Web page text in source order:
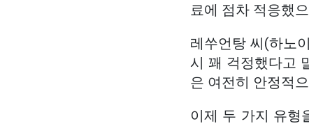
료에 점차 적응했
레쑤언탕 씨(하노
시 꽤 걱정했다고
은 여전히 안정적
이제 두 가지 유형